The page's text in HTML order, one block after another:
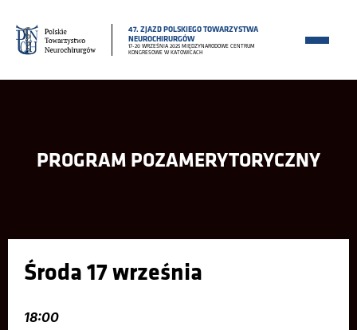
47. ZJAZD POLSKIEGO TOWARZYSTWA
NEUROCHIRURGÓW
17-20 WRZEŚNIA 2025 MIĘDZYNARODOWE CENTRUM
KONGRESOWE W KATOWICACH
PROGRAM POZAMERYTORYCZNY
Środa 17 września
18:00